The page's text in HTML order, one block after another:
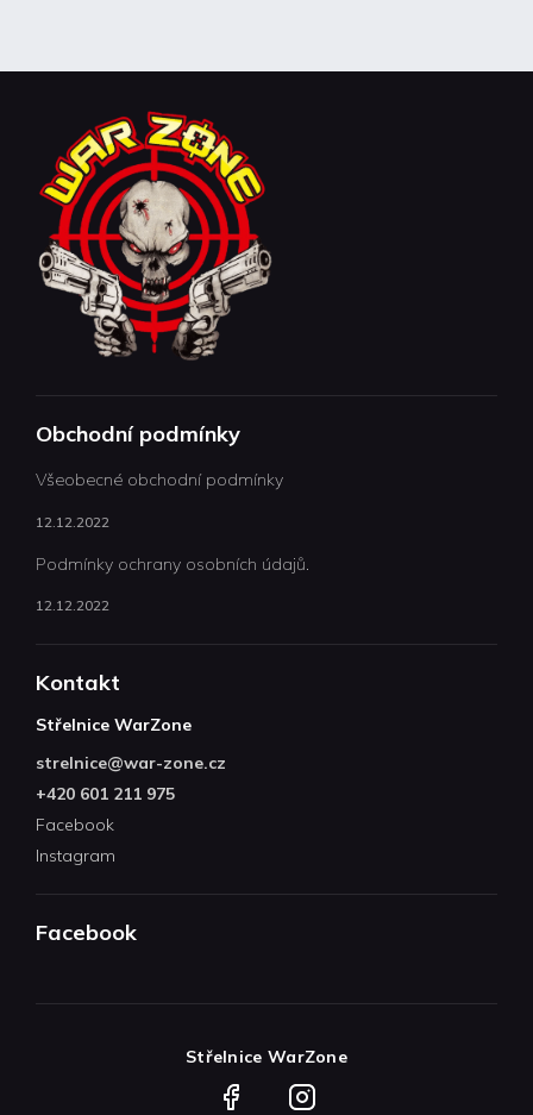
Obchodní podmínky
Všeobecné obchodní podmínky
12.12.2022
Podmínky ochrany osobních údajů.
12.12.2022
Kontakt
Střelnice WarZone
strelnice@war-zone.cz
+420 601 211 975
Facebook
Instagram
Facebook
Střelnice WarZone
FacebookInstagram